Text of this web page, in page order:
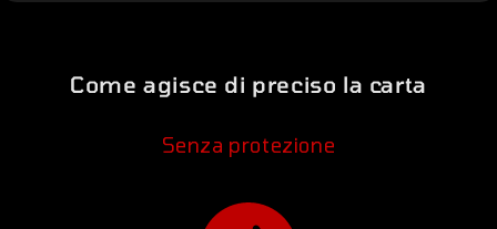
Come agisce di preciso la carta
Senza protezione